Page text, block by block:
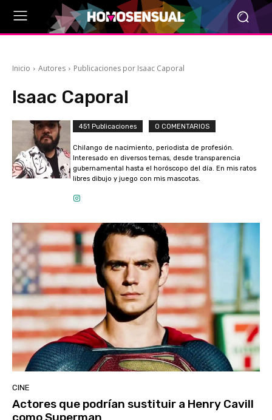
Inicio Autores Publicaciones por Isaac Caporal
Isaac Caporal
451 Publicaciones 0 COMENTARIOS
Chilango de nacimiento, periodista de profesión.
Interesado en diversos temas, desde transparencia
gubernamental hasta el horóscopo del día. En mis ratos
libres dibujo y juego con mis mascotas.
CINE
Actores que podrían sustituir a Henry Cavill
como Superman